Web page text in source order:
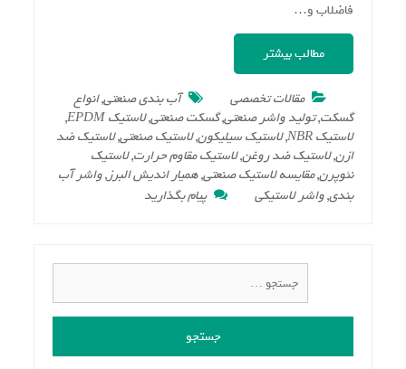
فاضلاب و…
مطالب بیشتر
مقالات تخصصی آب بندی صنعتی,انواع
گسکت,تولید واشر صنعتی,گسکت صنعتی,لاستیک EPDM
,
لاستیک NBR
,لاستیک سیلیکون,لاستیک صنعتی,لاستیک ضد
ازن,لاستیک ضد روغن,لاستیک مقاوم حرارت,لاستیک
نئوپرن,مقایسه لاستیک صنعتی,همیار اندیش البرز,واشر آب
بندی,واشر لاستیکی پیام بگذارید
مناسب
فلنج‌های